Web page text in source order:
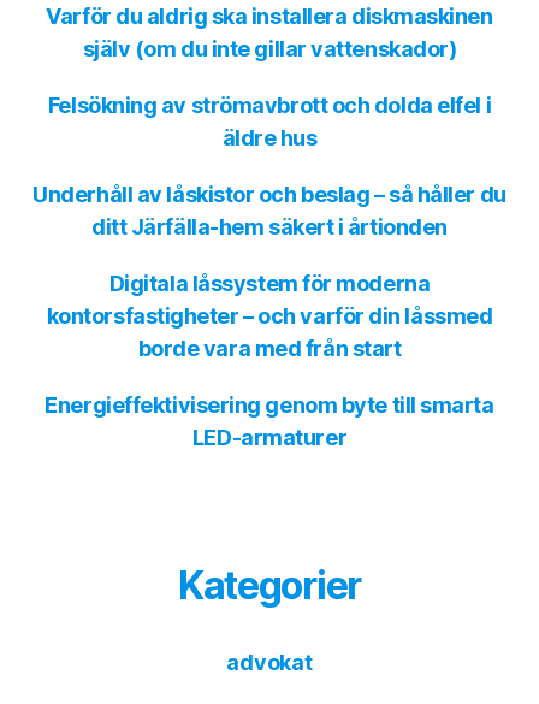
Varför du aldrig ska installera diskmaskinen
själv (om du inte gillar vattenskador)
Felsökning av strömavbrott och dolda elfel i
äldre hus
Underhåll av låskistor och beslag – så håller du
ditt Järfälla-hem säkert i årtionden
Digitala låssystem för moderna
kontorsfastigheter – och varför din låssmed
borde vara med från start
Energieffektivisering genom byte till smarta
LED-armaturer
Kategorier
advokat